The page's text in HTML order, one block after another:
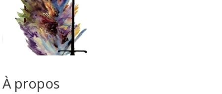
À propos